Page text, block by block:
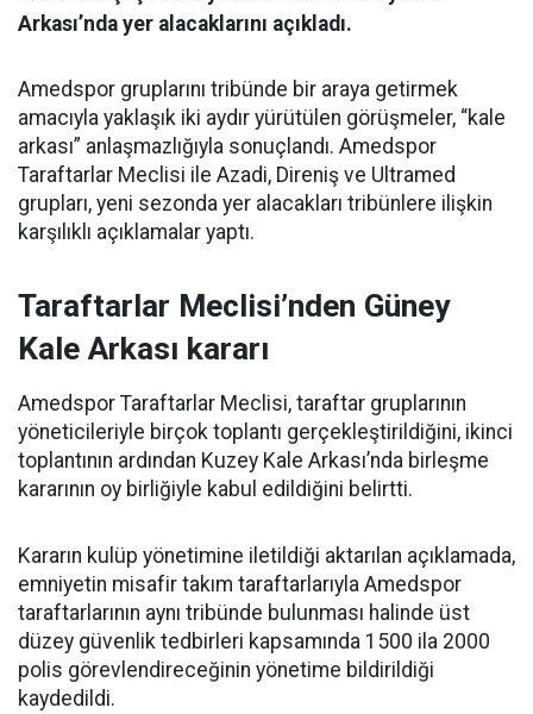
Arkası’nda yer alacaklarını açıkladı.
Amedspor gruplarını tribünde bir araya getirmek
amacıyla yaklaşık iki aydır yürütülen görüşmeler, “kale
arkası” anlaşmazlığıyla sonuçlandı. Amedspor
Taraftarlar Meclisi ile Azadi, Direniş ve Ultramed
grupları, yeni sezonda yer alacakları tribünlere ilişkin
karşılıklı açıklamalar yaptı.
Taraftarlar Meclisi’nden Güney
Kale Arkası kararı
Amedspor Taraftarlar Meclisi, taraftar gruplarının
yöneticileriyle birçok toplantı gerçekleştirildiğini, ikinci
toplantının ardından Kuzey Kale Arkası’nda birleşme
kararının oy birliğiyle kabul edildiğini belirtti.
Kararın kulüp yönetimine iletildiği aktarılan açıklamada,
emniyetin misafir takım taraftarlarıyla Amedspor
taraftarlarının aynı tribünde bulunması halinde üst
düzey güvenlik tedbirleri kapsamında 1500 ila 2000
polis görevlendireceğinin yönetime bildirildiği
kaydedildi.